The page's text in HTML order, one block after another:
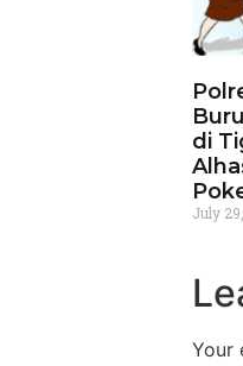
di
July
Your